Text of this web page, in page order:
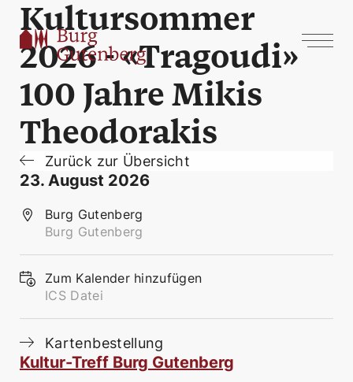
Kultursommer
2026 - «Tragoudi»
100 Jahre Mikis
Theodorakis
Zurück zur Übersicht
23. August 2026
Burg Gutenberg
Burg Gutenberg
Zum Kalender hinzufügen
ICS Datei
Kartenbestellung
Kultur-Treff Burg Gutenberg